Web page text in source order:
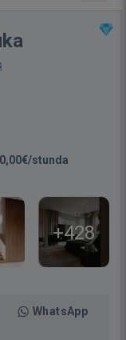
stunda
+428
WhatsApp